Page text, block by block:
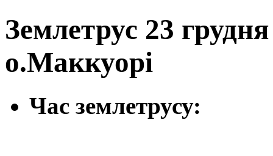
Землетрус 23
о.Маккуорі
Час землетрусу: